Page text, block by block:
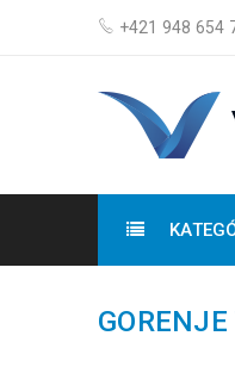
+421 948 654